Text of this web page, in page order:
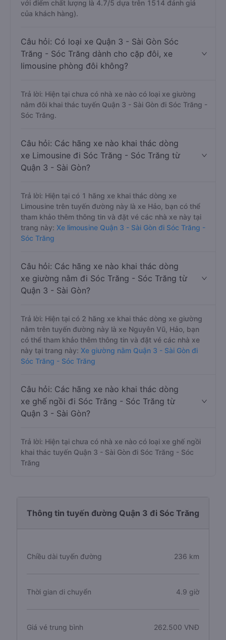
với điểm chất lượng là 4.7/5 dựa trên 1514 đánh giá
của khách hàng).
Câu hỏi: Có loại xe Quận 3 - Sài Gòn Sóc
Trăng - Sóc Trăng dành cho cặp đôi, xe
limousine phòng đôi không?
Trả lời: Hiện tại chưa có nhà xe nào có loại xe giường
nằm đôi khai thác tuyến Quận 3 - Sài Gòn đi Sóc Trăng -
Sóc Trăng.
Câu hỏi: Các hãng xe nào khai thác dòng
xe Limousine đi Sóc Trăng - Sóc Trăng từ
Quận 3 - Sài Gòn?
Trả lời: Hiện tại có 1 hãng xe khai thác dòng xe
Limousine trên tuyến đường này là xe Hảo, bạn có thể
tham khảo thêm thông tin và đặt vé các nhà xe này tại
trang này: Xe limousine Quận 3 - Sài Gòn đi Sóc Trăng -
Sóc Trăng
Câu hỏi: Các hãng xe nào khai thác dòng
xe giường nằm đi Sóc Trăng - Sóc Trăng từ
Quận 3 - Sài Gòn?
Trả lời: Hiện tại có 2 hãng xe khai thác dòng xe giường
nằm trên tuyến đường này là xe Nguyên Vũ, Hảo, bạn
có thể tham khảo thêm thông tin và đặt vé các nhà xe
này tại trang này: Xe giường nằm Quận 3 - Sài Gòn đi
Sóc Trăng - Sóc Trăng
Câu hỏi: Các hãng xe nào khai thác dòng
xe ghế ngồi đi Sóc Trăng - Sóc Trăng từ
Quận 3 - Sài Gòn?
Trả lời: Hiện tại chưa có nhà xe nào có loại xe ghế ngồi
khai thác tuyến Quận 3 - Sài Gòn đi Sóc Trăng - Sóc
Trăng
Thông tin tuyến đường Quận 3 đi Sóc Trăng
Chiều dài tuyến đường 236 km
Thời gian di chuyển 4.9 giờ
Giá vé trung bình 262.500 VNĐ